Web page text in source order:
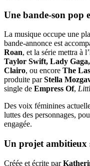
Une bande-son pop
La musique occupe une
bande-annonce est
Roan, et la série mettra à
Taylor Swift, Lady
Clairo, ou encore The
produite parStella
single de Empress Of,
Des voix féminines
luttes des personnages,
engagée.
Un projet ambitieux
Créée et écrite par